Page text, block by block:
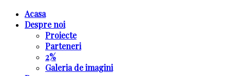
Acasa
Despre noi
Proiecte
Parteneri
2%
Galeria de imagini